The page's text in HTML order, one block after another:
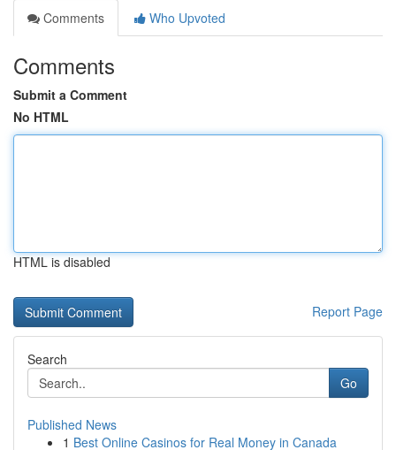
Comments
Who Upvoted
Comments
Submit a Comment
No HTML
HTML is disabled
Report Page
Search
Go
Published News
1 Best Online Casinos for Real Money in Canada